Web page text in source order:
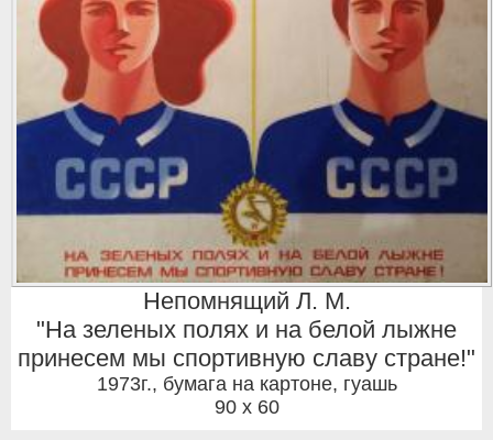
Непомнящий Л. М.
"На зеленых полях и на белой лыжне
принесем мы спортивную славу стране!"
1973г., бумага на картоне, гуашь
90 x 60